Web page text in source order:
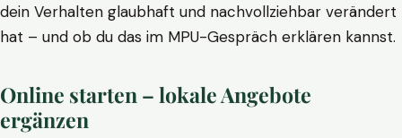
dein Verhalten glaubhaft und nachvollziehbar verändert
hat – und ob du das im MPU-Gespräch erklären kannst.
Online starten – lokale Angebote
ergänzen